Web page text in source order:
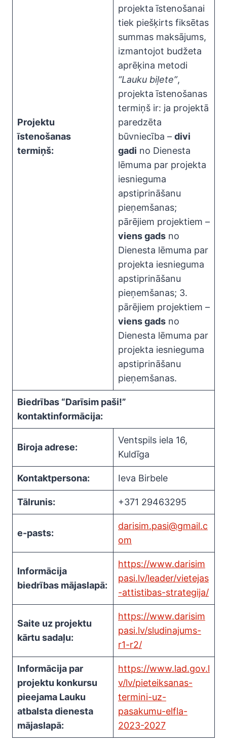
Projektu
īstenošanas
termiņš:
projekta īstenošanai
tiek piešķirts fiksētas
summas maksājums,
izmantojot budžeta
aprēķina metodi
“Lauku biļete”,
projekta īstenošanas
termiņš ir: ja projektā
paredzēta
būvniecība – divi
gadi no Dienesta
lēmuma par projekta
iesnieguma
apstiprināšanu
pieņemšanas;
pārējiem projektiem –
viens gads no
Dienesta lēmuma par
projekta iesnieguma
apstiprināšanu
pieņemšanas; 3.
pārējiem projektiem –
viens gads no
Dienesta lēmuma par
projekta iesnieguma
apstiprināšanu
pieņemšanas.
Biedrības “Darīsim paši!”
kontaktinformācija:
Biroja adrese:
Ventspils iela 16,
Kuldīga
Kontaktpersona: Ieva Birbele
Tālrunis: +371 29463295
e-pasts:
darisim.pasi@gmail.c
om
Informācija
biedrības mājaslapā:
https://www.darisim
pasi.lv/leader/vietejas
-attistibas-strategija/
Saite uz projektu
kārtu sadaļu:
https://www.darisim
pasi.lv/sludinajums-
r1-r2/
Informācija par
projektu konkursu
pieejama Lauku
atbalsta dienesta
mājaslapā:
https://www.lad.gov.l
v/lv/pieteiksanas-
termini-uz-
pasakumu-elfla-
2023-2027